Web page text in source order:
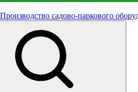
Производство садово-паркового